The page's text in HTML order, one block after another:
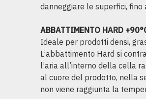
danneggiare le superfici, fino
ABBATTIMENTO HARD
Ideale per prodotti densi,
L’abbattimento Hard si
l’aria all’interno della cella
al cuore del prodotto, nella
non viene raggiunta la